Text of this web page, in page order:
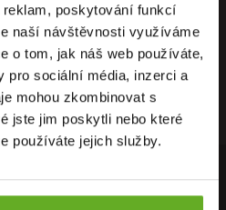
poskytování funkcí
naší návštěvnosti využíváme
o tom, jak náš web používáte,
pro sociální média, inzerci a
mohou zkombinovat s
jste jim poskytli nebo které
používáte jejich služby.
RECENZE
HEUREKA